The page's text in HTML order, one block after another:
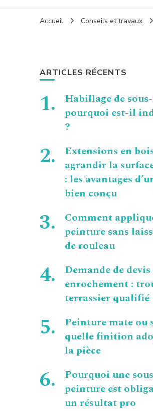
Accueil Conseils et travaux
ARTICLES RÉCENTS
Habillage de
pourquoi est-il
?
Extensions en
agrandir la
: les avantages
bien conçu
Comment
peinture sans
de rouleau
Demande de
enrochement :
terrassier qualifié
Peinture mate ou
quelle finition
la pièce
Pourquoi une
peinture est
un résultat pro